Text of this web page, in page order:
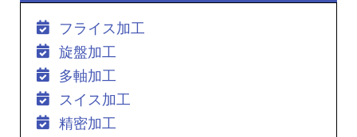
フライス加工
旋盤加工
多軸加工
スイス加工
精密加工